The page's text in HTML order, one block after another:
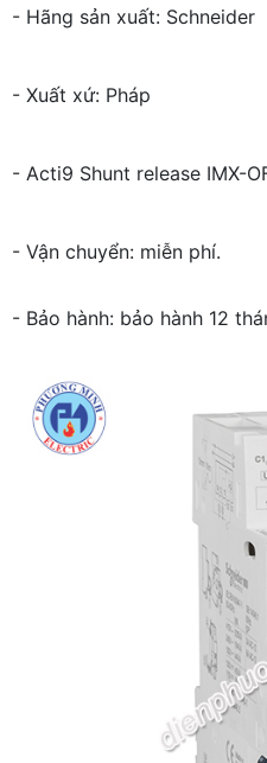
- Hãng sản xuất: Schneider
- Xuất xứ: Pháp
- Acti9 Shunt release IMX-
- Vận chuyển: miễn phí.
- Bảo hành: bảo hành 12